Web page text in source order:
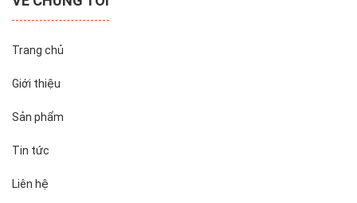
Trang chủ
Giới thiệu
Sản phẩm
Tin tức
Liên hệ